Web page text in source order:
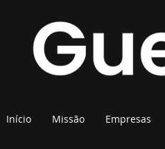
Início Missão Empresas